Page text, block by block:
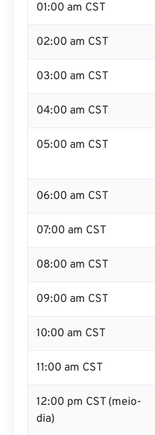
01:00 am CST
02:00 am CST
03:00 am CST
04:00 am CST
05:00 am CST
06:00 am CST
07:00 am CST
08:00 am CST
09:00 am CST
10:00 am CST
11:00 am CST
12:00 pm CST (meio-
dia)